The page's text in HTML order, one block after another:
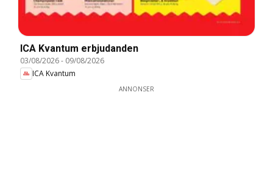
ICA Kvantum erbjudanden
03/08/2026- 09/08/2026
ICA Kvantum
ANNONSER